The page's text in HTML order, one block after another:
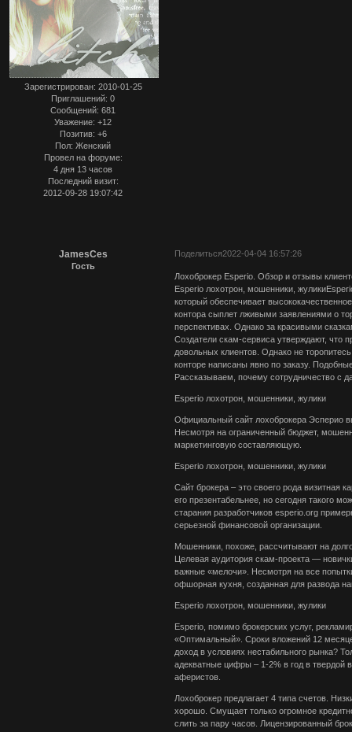
Зарегистрирован: 2010-01-25
Приглашений: 0
Сообщений: 681
Уважение: +12
Позитив: +6
Пол: Женский
Провел на форуме:
4 дня 13 часов
Последний визит:
2012-09-28 19:07:42
Поделиться2022-04-04 16:57:26
JamesCes
Гость
Лохоброкер Esperio. Обзор и отзывы
Esperio лохотрон, мошенники,
который обеспечивает
контора сыплет лживыми заявлениями о
перспективах. Однако за красивыми
Создатели скам-сервиса утверждают, что
довольных клиентов. Однако не
конторе написаны явно по заказу.
Рассказываем, почему сотрудничество с
Esperio лохотрон, мошенники, жулики
Официальный сайт лохоброкера Эсперио
Несмотря на ограниченный бюджет,
маркетинговую составляющую.
Esperio лохотрон, мошенники, жулики
Сайт брокера – это своего рода визитная
его презентабельнее, но сегодня такого
старания разработчиков esperio.org
серьезной финансовой организации.
Мошенники, похоже, рассчитывают на
Целевая аудитория скам-проекта —
важные «мелочи». Несмотря на все
офшорная кухня, созданная для развода
Esperio лохотрон, мошенники, жулики
Esperio, помимо брокерских услуг,
«Оптимальный». Сроки вложений 12
доход в условиях нестабильного рынка?
адекватные цифры – 1-2% в год в
аферистов.
Лохоброкер предлагает 4 типа счетов.
хорошо. Смущает только огромное
слить за пару часов. Лицензированный